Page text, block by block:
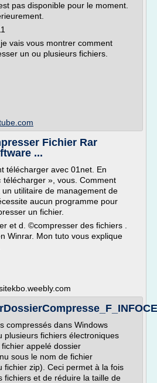
pas disponible pour le moment.
vais vous montrer comment
un ou plusieurs fichiers.
Fichier Rar
...
télécharger avec 01net. En
télécharger », vous. Comment
utilitaire de management de
aucun programme pour
un fichier.
et d. ©compresser des fichiers .
Winrar. Mon tuto vous explique
compressés dans Windows
plusieurs fichiers électroniques
appelé dossier
sous le nom de fichier
fichier zip). Ceci permet à la fois
fichiers et de réduire la taille de